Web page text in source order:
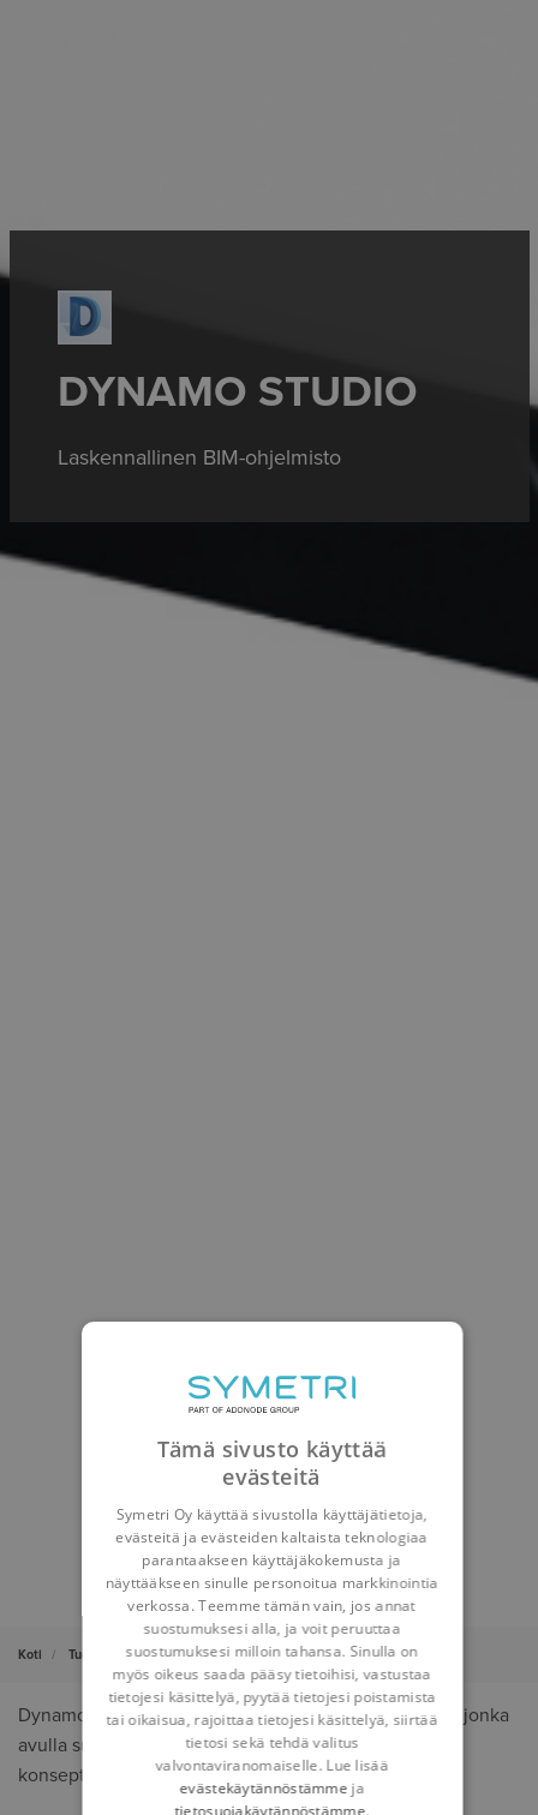
DYNAMO STUDIO
Laskennallinen BIM-ohjelmisto
Koti Tuotteet Dynamo
Dynamo Studioon visuaalinen ohjelmointiympäristö, jonka
avulla suunnittelijat voivat tutkia parametrisia
konseptisuunnitelmia ja automatisoida tehtäviä.
Tämä sivusto käyttää
evästeitä
Symetri Oy käyttää sivustolla käyttäjätietoja,
evästeitä ja evästeiden kaltaista teknologiaa
parantaakseen käyttäjäkokemusta ja
näyttääkseen sinulle personoitua markkinointia
verkossa. Teemme tämän vain, jos annat
suostumuksesi alla, ja voit peruuttaa
suostumuksesi milloin tahansa. Sinulla on
myös oikeus saada pääsy tietoihisi, vastustaa
tietojesi käsittelyä, pyytää tietojesi poistamista
tai oikaisua, rajoittaa tietojesi käsittelyä, siirtää
tietosi sekä tehdä valitus
valvontaviranomaiselle. Lue lisää
evästekäytännöstämme ja
tietosuojakäytännöstämme.